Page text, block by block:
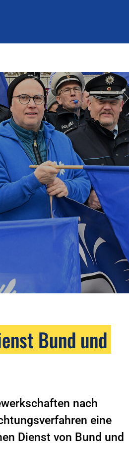
Bund und
nach
eine
Dienst von Bund und